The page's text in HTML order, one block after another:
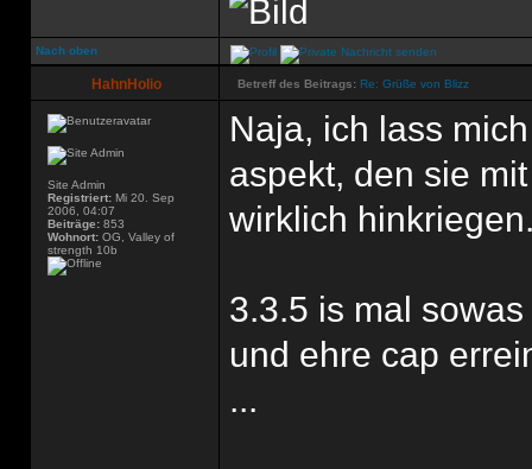
Nach oben
HahnHolio Betreff des Beitrags: Re: Grüße von Blizz
Site Admin
Registriert: Mi 20. Sep
2006, 04:07
Beiträge: 853
Wohnort: OG, Valley of
strength 10b
Naja, ich lass
aspekt, den sie
wirklich
3.3.5 is mal
und ehre cap
...